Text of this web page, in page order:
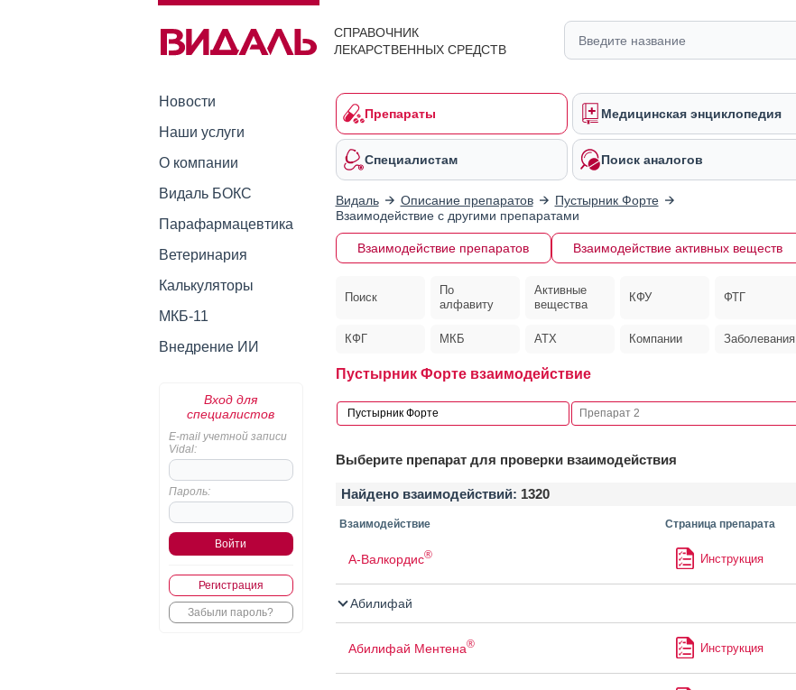
СПРАВОЧНИК
ЛЕКАРСТВЕННЫХ СРЕДСТВ
Новости
Наши услуги
О компании
Видаль БОКС
Парафармацевтика
Ветеринария
Калькуляторы
МКБ-11
Внедрение ИИ
Вход для
специалистов
E-mail учетной записи
Vidal:
Пароль:
Регистрация
Забыли пароль?
Препараты Медицинская энциклопедия
Специалистам Поиск аналогов
Видаль Описание препаратов
Пустырник Форте
Взаимодействие с другими препаратами
Взаимодействие препаратов Взаимодействие активных веществ
Поиск
По
алфавиту
Активные
вещества
КФУ ФТГ
КФГ МКБ АТХ Компании Заболевания
Пустырник Форте взаимодействие
Выберите препарат для проверки взаимодействия
Найдено взаимодействий: 1320
Взаимодействие Страница препарата
А-Валкордис® Инструкция
Абилифай
Абилифай Ментена® Инструкция